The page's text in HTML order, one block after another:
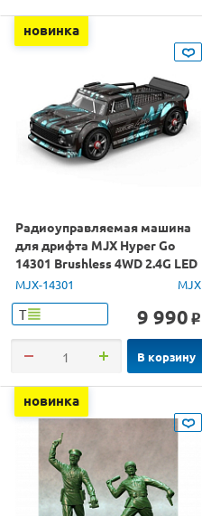
новинка
Радиоуправляемая машина
для дрифта MJX Hyper Go
14301 Brushless 4WD 2.4G LED
1/14 RTR
MJX-14301 MJX
Т 9 990 o
В корзину
новинка